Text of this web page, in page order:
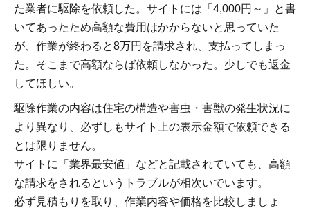
た業者に駆除を依頼した。サイトには「4,000円～」と書
いてあったため高額な費用はかからないと思っていた
が、作業が終わると8万円を請求され、支払ってしまっ
た。そこまで高額ならば依頼しなかった。少しでも返金
してほしい。
駆除作業の内容は住宅の構造や害虫・害獣の発生状況に
より異なり、必ずしもサイト上の表示金額で依頼できる
とは限りません。
サイトに「業界最安値」などと記載されていても、高額
な請求をされるというトラブルが相次いでいます。
必ず見積もりを取り、作業内容や価格を比較しましょ